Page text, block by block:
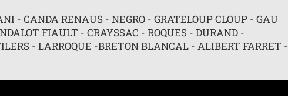
- CANDA RENAUS - NEGRO - GRATELOUP CLOUP - GAU
FIAULT - CRAYSSAC - ROQUES - DURAND -
- LARROQUE -BRETON BLANCAL - ALIBERT FARRET -